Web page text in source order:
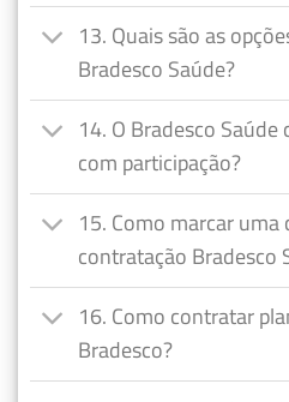
13. Quais são as
Bradesco Saúde?
14. O Bradesco
com participação?
15. Como marcar uma
contratação Bradesco
16. Como contratar
Bradesco?